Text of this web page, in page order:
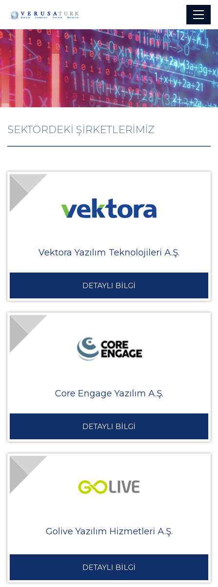
SEKTÖRDEKİ ŞİRKETLERİMİZ
Vektora Yazılım Teknolojileri A.Ş.
DETAYLI BİLGİ
Core Engage Yazılım A.Ş.
DETAYLI BİLGİ
Golive Yazılım Hizmetleri A.Ş.
DETAYLI BİLGİ